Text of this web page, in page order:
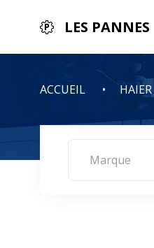
LES PANNES
ACCUEIL HAIER
Marque